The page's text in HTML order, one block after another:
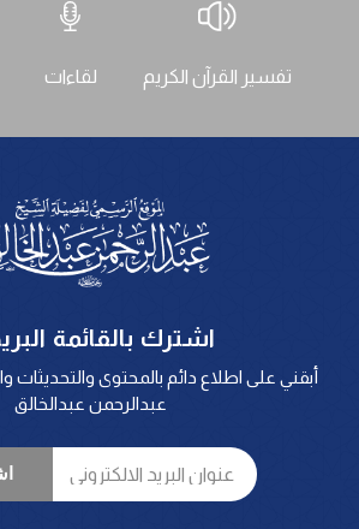
تفسير القرآن الكريم لقاءات
اشترك بالقائمة
أبقني على اطلاع دائم بالمحتوى
عبدالرحمن عبدالخالق